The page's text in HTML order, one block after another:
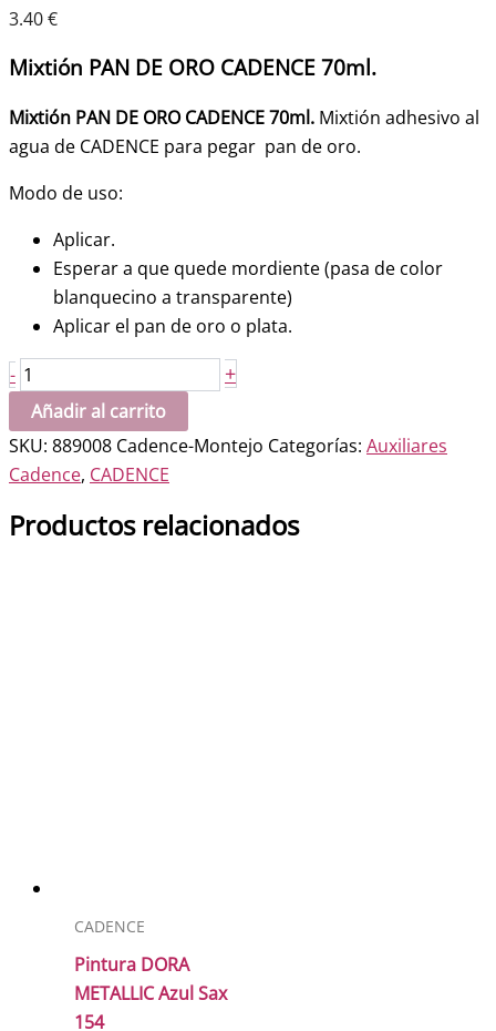
3.40€
Mixtión PAN DE ORO CADENCE 70ml.
Mixtión PAN DE ORO CADENCE 70ml. Mixtión adhesivo al
agua de CADENCE para pegar pan de oro.
Modo de uso:
Aplicar.
Esperar a que quede mordiente (pasa de color
blanquecino a transparente)
Aplicar el pan de oro o plata.
- Mixtión
PAN
DE
ORO
CADENCE
70ml.
+
Añadir al carrito
SKU: 889008 Cadence-Montejo Categorías: Auxiliares
Cadence, CADENCE
Productos relacionados
CADENCE
Pintura DORA
METALLIC Azul Sax
154